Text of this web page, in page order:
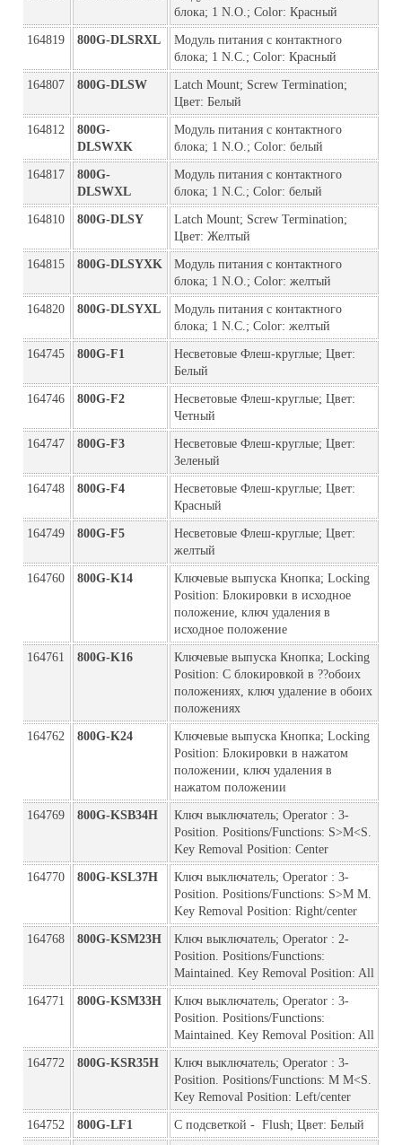
блока; 1 N.O.; Color: Красный
164819 800G-DLSRXL
Модуль питания с контактного
блока; 1 N.C.; Color: Красный
164807 800G-DLSW
Latch Mount; Screw Termination;
Цвет: Белый
164812
800G-
DLSWXK
Модуль питания с контактного
блока; 1 N.O.; Color: белый
164817
800G-
DLSWXL
Модуль питания с контактного
блока; 1 N.C.; Color: белый
164810 800G-DLSY
Latch Mount; Screw Termination;
Цвет: Желтый
164815 800G-DLSYXK
Модуль питания с контактного
блока; 1 N.O.; Color: желтый
164820 800G-DLSYXL
Модуль питания с контактного
блока; 1 N.C.; Color: желтый
164745 800G-F1
Несветовые Флеш-круглые; Цвет:
Белый
164746 800G-F2
Несветовые Флеш-круглые; Цвет:
Четный
164747 800G-F3
Несветовые Флеш-круглые; Цвет:
Зеленый
164748 800G-F4
Несветовые Флеш-круглые; Цвет:
Красный
164749 800G-F5
Несветовые Флеш-круглые; Цвет:
желтый
164760 800G-K14
Ключевые выпуска Кнопка; Locking
Position: Блокировки в исходное
положение, ключ удаления в
исходное положение
164761 800G-K16
Ключевые выпуска Кнопка; Locking
Position: С блокировкой в ??обоих
положениях, ключ удаление в обоих
положениях
164762 800G-K24
Ключевые выпуска Кнопка; Locking
Position: Блокировки в нажатом
положении, ключ удаления в
нажатом положении
164769 800G-KSB34H
Ключ выключатель; Operator : 3-
Position. Positions/Functions: S>M<S.
Key Removal Position: Center
164770 800G-KSL37H
Ключ выключатель; Operator : 3-
Position. Positions/Functions: S>M M.
Key Removal Position: Right/center
164768 800G-KSM23H
Ключ выключатель; Operator : 2-
Position. Positions/Functions:
Maintained. Key Removal Position: All
164771 800G-KSM33H
Ключ выключатель; Operator : 3-
Position. Positions/Functions:
Maintained. Key Removal Position: All
164772 800G-KSR35H
Ключ выключатель; Operator : 3-
Position. Positions/Functions: M M<S.
Key Removal Position: Left/center
164752 800G-LF1 С подсветкой -  Flush; Цвет: Белый